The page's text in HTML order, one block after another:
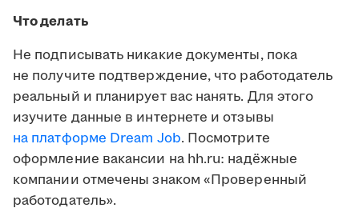
Что делать
Не подписывать никакие документы, пока
не получите подтверждение, что работодатель
реальный и планирует вас нанять. Для этого
изучите данные в интернете и отзывы
на платформе Dream Job. Посмотрите
оформление вакансии на hh.ru: надёжные
компании отмечены знаком «Проверенный
работодатель».